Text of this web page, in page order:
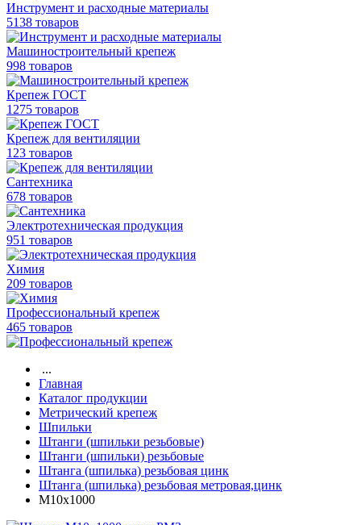
Инструмент и расходные материалы
5138 товаров
Машиностроительный крепеж
998 товаров
Крепеж ГОСТ
1275 товаров
Крепеж для вентиляции
123 товаров
Сантехника
678 товаров
Электротехническая продукция
951 товаров
Химия
209 товаров
Профессиональный крепеж
465 товаров
...
Главная
Каталог продукции
Метрический крепеж
Шпильки
Штанги (шпильки резьбовые)
Штанги (шпильки) резьбовые
Штанга (шпилька) резьбовая цинк
Штанга (шпилька) резьбовая метровая,цинк
М10х1000